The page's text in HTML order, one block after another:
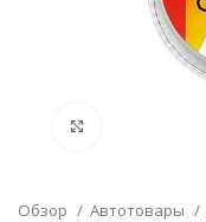
Обзор Автотовары